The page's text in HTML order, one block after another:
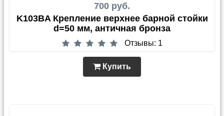
700 руб.
K103BA Крепление верхнее барной стойки
d=50 мм, античная бронза
Отзывы: 1
Купить